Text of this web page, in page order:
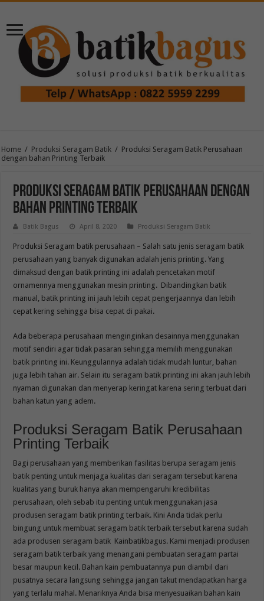
Home / Produksi Seragam Batik / Produksi Seragam Batik Perusahaan
dengan bahan Printing Terbaik
Produksi Seragam Batik Perusahaan dengan
bahan Printing Terbaik
Batik Bagus April 8, 2020 Produksi Seragam Batik
Produksi Seragam batik perusahaan – Salah satu jenis seragam batik
perusahaan yang banyak digunakan adalah jenis printing. Yang
dimaksud dengan batik printing ini adalah pencetakan motif
ornamennya menggunakan mesin printing. Dibandingkan batik
manual, batik printing ini jauh lebih cepat pengerjaannya dan lebih
cepat kering sehingga bisa cepat di pakai.
Ada beberapa perusahaan menginginkan desainnya menggunakan
motif sendiri agar tidak pasaran sehingga memilih menggunakan
batik printing ini. Keunggulannya adalah tidak mudah luntur, bahan
juga lebih tahan air. Selain itu seragam batik printing ini akan jauh lebih
nyaman digunakan dan menyerap keringat karena sering terbuat dari
bahan katun yang adem.
Produksi Seragam Batik Perusahaan
Printing Terbaik
Bagi perusahaan yang memberikan fasilitas berupa seragam jenis
batik penting untuk menjaga kualitas dari seragam tersebut karena
kualitas yang buruk hanya akan mempengaruhi kredibilitas
perusahaan, oleh sebab itu penting untuk menggunakan jasa
produsen seragam batik printing terbaik. Kini Anda tidak perlu
bingung untuk membuat seragam batik terbaik tersebut karena sudah
ada produsen seragam batik Kainbatikbagus. Kami menjadi produsen
seragam batik terbaik yang menangani pembuatan seragam partai
besar maupun kecil. Bahan kain pembuatannya pun diambil dari
pusatnya secara langsung sehingga jangan takut mendapatkan harga
yang terlalu mahal. Menariknya Anda bisa menyesuaikan bahan kain